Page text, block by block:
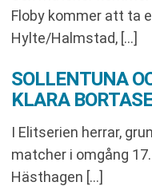
Floby kommer att ta
Hylte/Halmstad, […]
SOLLENTUNA
KLARA
I Elitserien herrar,
matcher i omgång
Hästhagen […]